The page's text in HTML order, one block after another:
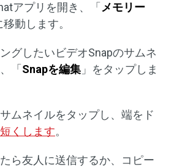
アプリを開き、「 メモリー
移動します。
グしたいビデオSnapのサムネ
「 Snapを編集 」をタップしま
ムネイルをタップし、端をド
くします。
ら友人に送信するか、コピー